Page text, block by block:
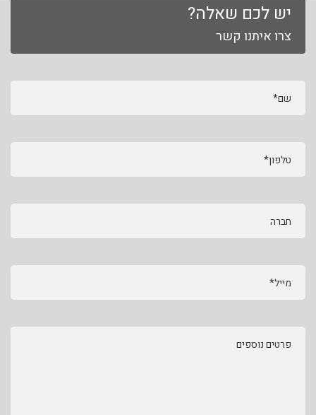
יש לכם שאלה?
צרו איתנו קשר
שם*
טלפון*
חברה
מייל*
פרטים נוספים